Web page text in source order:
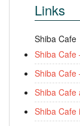
Links
Shiba Cafe
Shiba Cafe
Shiba Cafe
Shiba Cafe
Shiba Cafe